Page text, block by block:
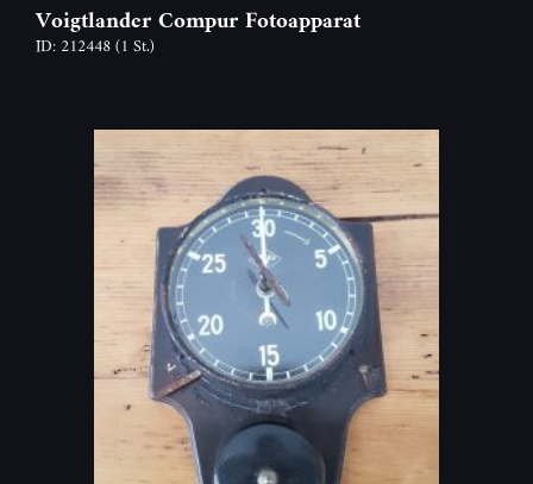
Voigtlander Compur Fotoapparat
ID: 212448(1 St.)